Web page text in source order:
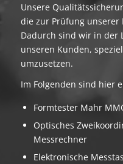
Unsere
die zur Prüfung unserer
Dadurch sind wir in der
unseren Kunden,
umzusetzen.
Im Folgenden sind hier
Formtester Mahr
Optisches
Messrechner
Elektronische